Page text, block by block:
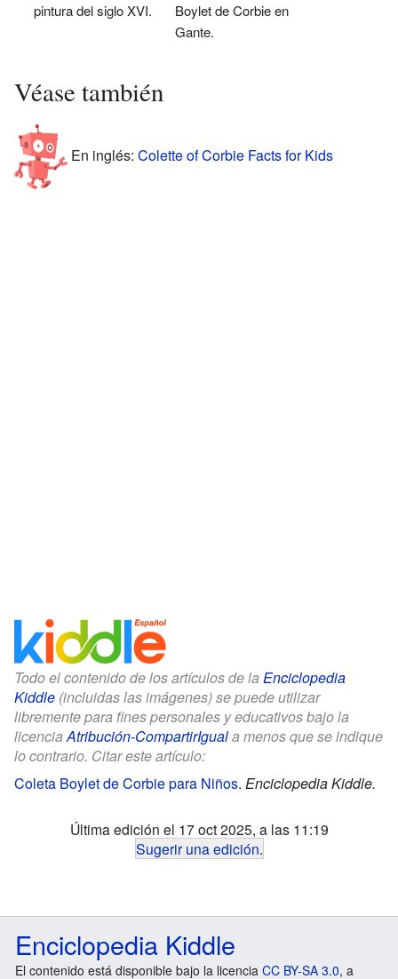
pintura del siglo XVI.
Boylet de Corbie en
Gante.
Véase también
En inglés: Colette of Corbie Facts for Kids
Todo el contenido de los artículos de la Enciclopedia
Kiddle (incluidas las imágenes) se puede utilizar
libremente para fines personales y educativos bajo la
licencia Atribución-CompartirIguala menos que se indique
lo contrario. Citar este artículo:
Coleta Boylet de Corbie para Niños. Enciclopedia Kiddle.
Última edición el 17 oct 2025, a las 11:19
Sugerir una edición.
Enciclopedia Kiddle
El contenido está disponible bajo la licencia CC BY-SA 3.0, a